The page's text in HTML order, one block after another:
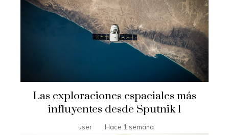
Las exploraciones espaciales más
influyentes desde Sputnik 1
user Hace 1 semana